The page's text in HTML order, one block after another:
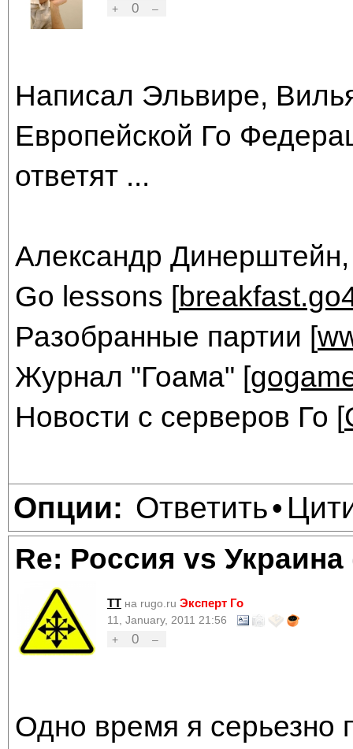
+
0 –
Написал Эльвире,
Европейской Го
ответят ...
Александр Динерштейн,
Go lessons [
Разобранные партии [
Журнал "Гоама" [
Новости с серверов Го [
Опции: Ответить•
Re: Россия vs
TT на rugo.ru Эксперт Го
11, January, 2011 21:56
+
0 –
Одно время я серьезно